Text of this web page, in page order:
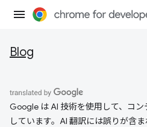
Blog
Google は AI 技術を使用して、コ
しています。AI 翻訳には誤りが含ま